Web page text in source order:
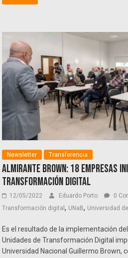
Newsletter Transferencia
Almirante Brown: 18 empresas
transformación digital
12/05/2022 Eduardo Porto
0
Transformación digital, UNaB, Universidad
Es el resultado de la implementación
Unidades de Transformación Digital
Universidad Nacional Guillermo Brown,